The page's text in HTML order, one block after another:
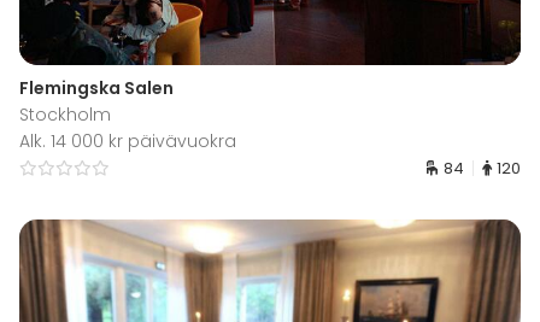
Flemingska Salen
Stockholm
Alk. 14 000 kr päivävuokra
84 120